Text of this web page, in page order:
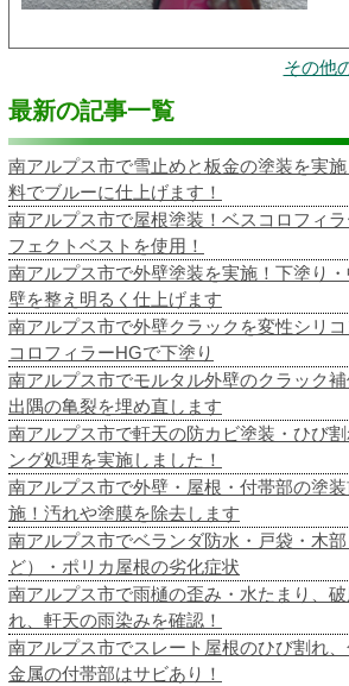
その他
最新の記事一覧
南アルプス市で雪止めと板金の塗装を実
料でブルーに仕上げます！
南アルプス市で屋根塗装！ベスコロフィ
フェクトベストを使用！
南アルプス市で外壁塗装を実施！下塗り
壁を整え明るく仕上げます
南アルプス市で外壁クラックを変性シリ
コロフィラーHGで下塗り
南アルプス市でモルタル外壁のクラック
出隅の亀裂を埋め直します
南アルプス市で軒天の防カビ塗装・ひび
ング処理を実施しました！
南アルプス市で外壁・屋根・付帯部の塗
施！汚れや塗膜を除去します
南アルプス市でベランダ防水・戸袋・木
ど）・ポリカ屋根の劣化症状
南アルプス市で雨樋の歪み・水たまり、
れ、軒天の雨染みを確認！
南アルプス市でスレート屋根のひび割れ、
金属の付帯部はサビあり！